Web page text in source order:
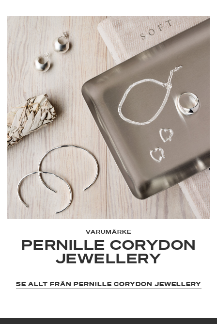
VARUMÄRKE
PERNILLE CORYDON
JEWELLERY
SE ALLT FRÅN PERNILLE CORYDON JEWELLERY